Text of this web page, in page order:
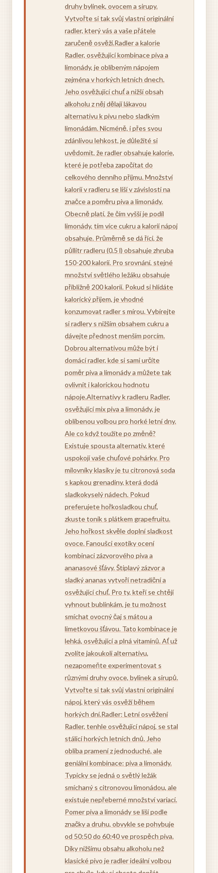
druhy bylinek, ovocem a sirupy.
Vytvořte si tak svůj vlastní originální
radler, který vás a vaše přátele
zaručeně osvěží.Radler a kalorie
Radler, osvěžující kombinace piva a
limonády, je oblíbeným nápojem
zejména v horkých letních dnech.
Jeho osvěžující chuť a nižší obsah
alkoholu z něj dělají lákavou
alternativu k pivu nebo sladkým
limonádám. Nicméně, i přes svou
zdánlivou lehkost, je důležité si
uvědomit, že radler obsahuje kalorie,
které je potřeba započítat do
celkového denního příjmu. Množství
kalorií v radleru se liší v závislosti na
značce a poměru piva a limonády.
Obecně platí, že čím vyšší je podíl
limonády, tím více cukru a kalorií nápoj
obsahuje. Průměrně se dá říci, že
půllitr radleru (0,5 l) obsahuje zhruba
150-200 kalorií. Pro srovnání, stejné
množství světlého ležáku obsahuje
přibližně 200 kalorií. Pokud si hlídáte
kalorický příjem, je vhodné
konzumovat radler s mírou. Vybírejte
si radlery s nižším obsahem cukru a
dávejte přednost menším porcím.
Dobrou alternativou může být i
domácí radler, kde si sami určíte
poměr piva a limonády a můžete tak
ovlivnit i kalorickou hodnotu
nápoje.Alternativy k radleru Radler,
osvěžující mix piva a limonády, je
oblíbenou volbou pro horké letní dny.
Ale co když toužíte po změně?
Existuje spousta alternativ, které
uspokojí vaše chuťové pohárky. Pro
milovníky klasiky je tu citronová soda
s kapkou grenadiny, která dodá
sladkokyselý nádech. Pokud
preferujete hořkosladkou chuť,
zkuste tonik s plátkem grapefruitu.
Jeho hořkost skvěle doplní sladkost
ovoce. Fanoušci exotiky ocení
kombinaci zázvorového piva a
ananasové šťávy. Štiplavý zázvor a
sladký ananas vytvoří netradiční a
osvěžující chuť. Pro ty, kteří se chtějí
vyhnout bublinkám, je tu možnost
smíchat ovocný čaj s mátou a
limetkovou šťávou. Tato kombinace je
lehká, osvěžující a plná vitamínů. Ať už
zvolíte jakoukoli alternativu,
nezapomeňte experimentovat s
různými druhy ovoce, bylinek a sirupů.
Vytvořte si tak svůj vlastní originální
nápoj, který vás osvěží během
horkých dní.Radler: Letní osvěžení
Radler, tenhle osvěžující nápoj, se stal
stálicí horkých letních dnů. Jeho
obliba pramení z jednoduché, ale
geniální kombinace: piva a limonády.
Typicky se jedná o světlý ležák
smíchaný s citronovou limonádou, ale
existuje nepřeberné množství variací.
Pomer piva a limonády se liší podle
značky a druhu, obvykle se pohybuje
od 50:50 do 60:40 ve prospěch piva.
Díky nižšímu obsahu alkoholu než
klasické pivo je radler ideální volbou